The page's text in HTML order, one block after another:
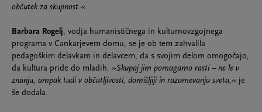
občutek za skupnost.«
Barbara Rogelj, vodja humanističnega in kulturnovzgojnega
programa v Cankarjevem domu, se je ob tem zahvalila
pedagoškim delavkam in delavcem, da s svojim delom omogočajo,
da kultura pride do mladih. »Skupaj jim pomagamo rasti – ne le v
znanju, ampak tudi v občutljivosti, domišljiji in razumevanju sveta,« je
še dodala.